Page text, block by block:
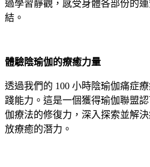
過學習靜觀，感受身體各部份的
結。
體驗陰瑜伽的療癒力量
透過我們的 100 小時陰瑜伽痛症
踐能力。這是一個獲得瑜伽聯盟
伽療法的修復力，深入探索並解
放療癒的潛力。